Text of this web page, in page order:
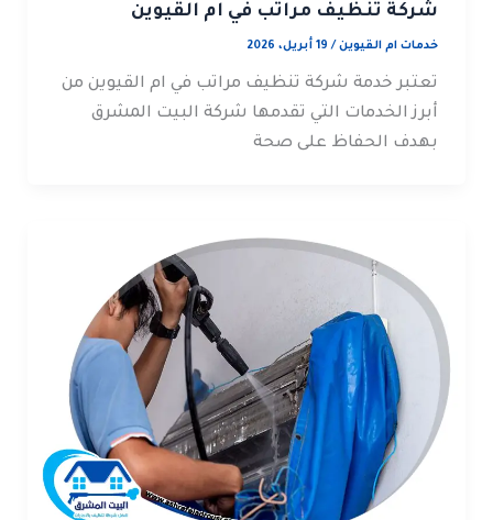
شركة تنظيف مراتب في ام القيوين
خدمات ام القيوين/ 19 أبريل، 2026
تعتبر خدمة شركة تنظيف مراتب في ام القيوين من
أبرز الخدمات التي تقدمها شركة البيت المشرق
بهدف الحفاظ على صحة